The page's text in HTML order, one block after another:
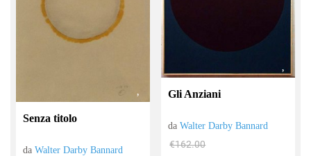
Senza titolo
daWalter Darby Bannard
Gli Anziani
daWalter Darby Bannard
€162.00